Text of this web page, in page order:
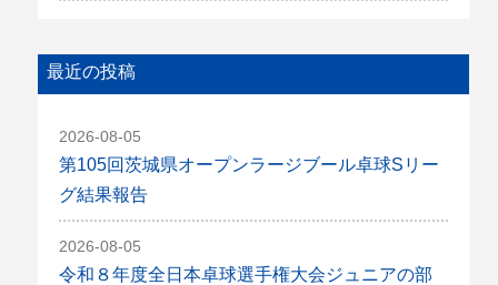
最近の投稿
2026-08-05
第105回茨城県オープンラージブール卓球Sリー
グ結果報告
2026-08-05
令和８年度全日本卓球選手権大会ジュニアの部